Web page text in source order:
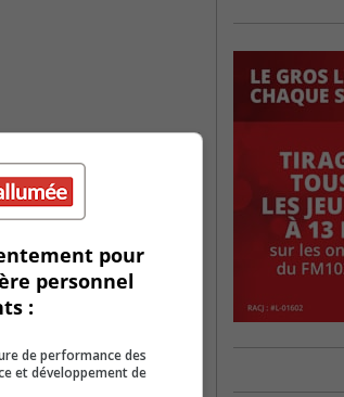
pour
personnel
:
de performance des
et développement de